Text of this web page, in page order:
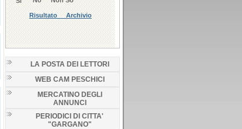
LA POSTA DEI LETTORI
WEB CAM PESCHICI
MERCATINO DEGLI
ANNUNCI
PERIODICI DI CITTA'
"GARGANO"